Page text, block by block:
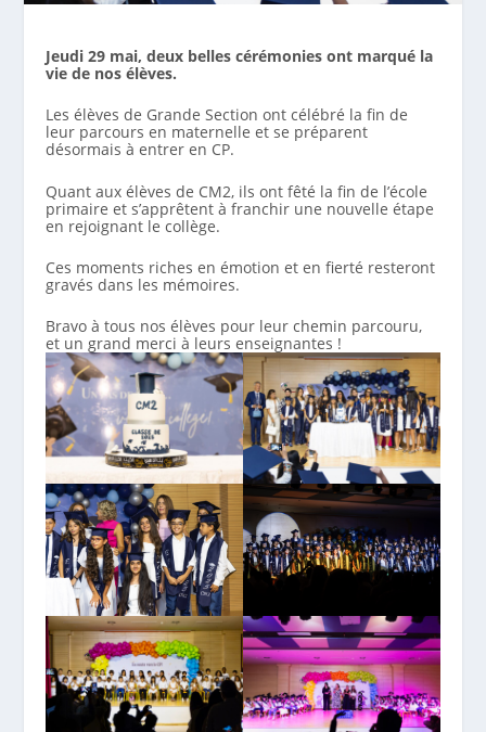
Jeudi 29 mai, deux belles cérémonies ont marqué la
vie de nos élèves.
Les élèves de Grande Section ont célébré la fin de
leur parcours en maternelle et se préparent
désormais à entrer en CP.
Quant aux élèves de CM2, ils ont fêté la fin de l’école
primaire et s’apprêtent à franchir une nouvelle étape
en rejoignant le collège.
Ces moments riches en émotion et en fierté resteront
gravés dans les mémoires.
Bravo à tous nos élèves pour leur chemin parcouru,
et un grand merci à leurs enseignantes !